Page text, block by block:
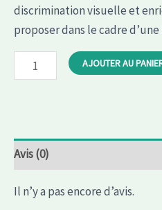
discrimination visuelle et
proposer dans le cadre
quantité
de
trésors
d'hiver
AJOUTER AU
Avis (0)
Il n’y a pas encore d’avis.